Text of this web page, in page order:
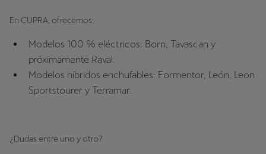
En CUPRA, ofrecemos:
Modelos 100 % eléctricos: Born, Tavascan y
próximamente Raval.
Modelos híbridos enchufables: Formentor, León, Leon
Sportstourer y Terramar.
¿Dudas entre uno y otro?